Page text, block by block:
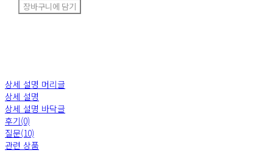
장바구니에 담기
상세 설명 머리글
상세 설명
상세 설명 바닥글
후기(0)
질문(10)
관련 상품